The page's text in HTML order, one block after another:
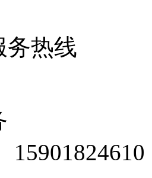
务热线
15901824610